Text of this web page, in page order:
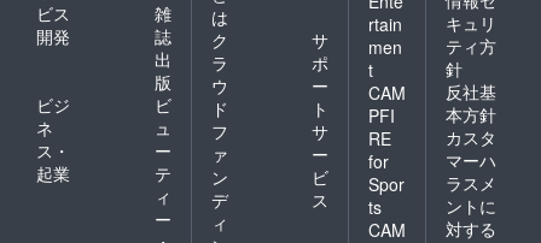
ビス
開発
雑
誌
出
版
ビジ
ネ
ス・
起業
ビ
ュ
ー
テ
ィ
ー
は
ク
ラ
ウ
ド
フ
ァ
ン
デ
ィ
サ
ポ
ー
ト
サ
ー
ビ
ス
rtain
men
t
CAM
PFI
RE
for
Spor
ts
CAM
キュリ
ティ方
針
反社基
本方針
カスタ
マーハ
ラスメ
ントに
対する